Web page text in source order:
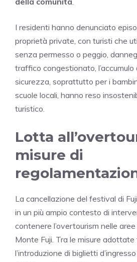
I residenti hanno denunciato
proprietà private, con turisti che
senza permesso o peggio,
traffico congestionato, l’accumulo
sicurezza, soprattutto per i
scuole locali, hanno reso
turistico.
Lotta
misure di
La cancellazione del festival di
in un più ampio contesto di
contenere l’overtourism nelle
Monte Fuji. Tra le misure adottate
l’introduzione di biglietti